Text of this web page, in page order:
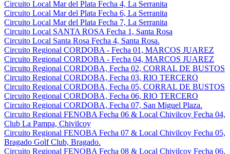
Circuito Local Mar del Plata Fecha 4, La Serranita
Circuito Local Mar del Plata Fecha 6, La Serranita
Circuito Local Mar del Plata Fecha 7, La Serranita
Circuito Local SANTA ROSA Fecha 1, Santa Rosa
Circuito Local Santa Rosa Fecha 4, Santa Rosa.
Circuito Regional CORDOBA - Fecha 01, MARCOS JUAREZ
Circuito Regional CORDOBA - Fecha 04, MARCOS JUAREZ
Circuito Regional CORDOBA, Fecha 02, CORRAL DE BUSTOS
Circuito Regional CORDOBA, Fecha 03, RIO TERCERO
Circuito Regional CORDOBA, Fecha 05, CORRAL DE BUSTOS
Circuito Regional CORDOBA, Fecha 06, RIO TERCERO
Circuito Regional CORDOBA, Fecha 07, San Miguel Plaza.
Circuito Regional FENOBA Fecha 06 & Local Chivilcoy Fecha 04,
Club La Pampa, Chivilcoy
Circuito Regional FENOBA Fecha 07 & Local Chivilcoy Fecha 05,
Bragado Golf Club, Bragado.
Circuito Regional FENOBA Fecha 08 & Local Chivilcoy Fecha 06,